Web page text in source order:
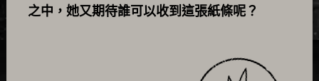
之中，她又期待誰可以收到這張紙條呢？